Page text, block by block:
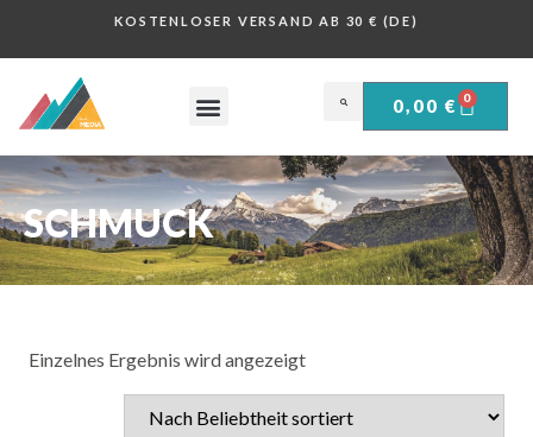
KOSTENLOSER VERSAND AB 30 € (DE)
0,00 € 0
SCHMUCK
Einzelnes Ergebnis wird angezeigt